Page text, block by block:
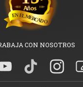
CON NOSOTROS